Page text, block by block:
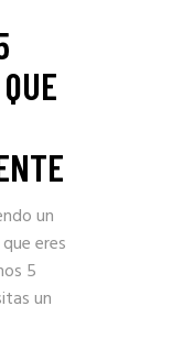
un
eres
5
un